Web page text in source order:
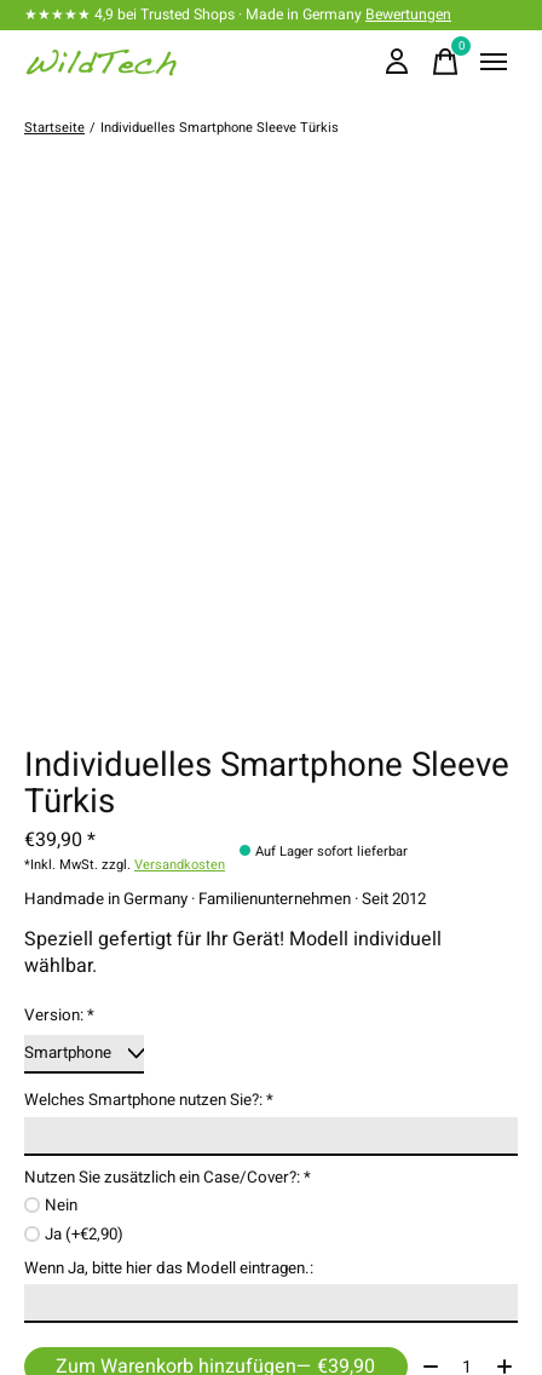
★★★★★ 4,9 bei Trusted Shops · Made in Germany Bewertungen
0items
Startseite / Individuelles Smartphone Sleeve Türkis
Individuelles Smartphone Sleeve
Türkis
€39,90 *
*Inkl. MwSt. zzgl. Versandkosten
Auf Lager sofort lieferbar
Handmade in Germany · Familienunternehmen · Seit 2012
Speziell gefertigt für Ihr Gerät! Modell individuell
wählbar.
Version:*
Welches Smartphone nutzen Sie?:*
Nutzen Sie zusätzlich ein Case/Cover?:*
Nein
Ja (+€2,90)
Wenn Ja, bitte hier das Modell eintragen.:
Zum Warenkorb hinzufügen — €39,90 Menge: